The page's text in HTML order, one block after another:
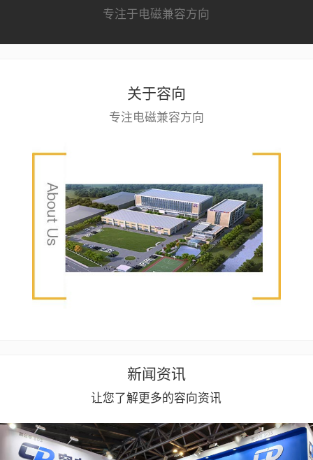
专注于电磁兼容方向
关于容向
专注电磁兼容方向
新闻资讯
让您了解更多的容向资讯